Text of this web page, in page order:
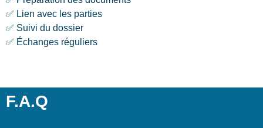
✅ Lien avec les parties
✅ Suivi du dossier
✅ Échanges réguliers
F.A.Q